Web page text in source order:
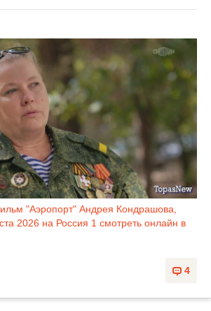
"Аэропорт" Андрея Кондрашова,
2026 на Россия 1 смотреть онлайн в
4